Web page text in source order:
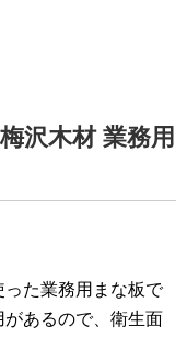
沢木材 業務用
た業務用まな板で
あるので、衛生面